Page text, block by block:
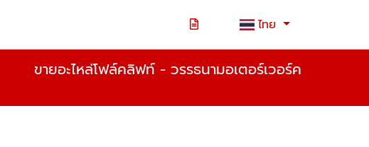
ไทย
ขายอะไหล่โฟล์คลิฟท์ - วรรธนามอเตอร์เวอร์ค